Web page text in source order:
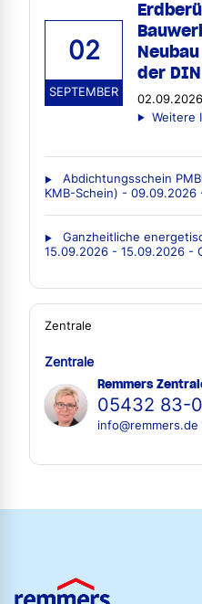
02
SEPTEMBER
der
Weitere
Abdichtungsschein
KMB-Schein) -
Ganzheitliche
15.09.2026 - 15.09.2026 -
Zentrale
Zentrale
Remmers
05432 83-0
info@remmers.de